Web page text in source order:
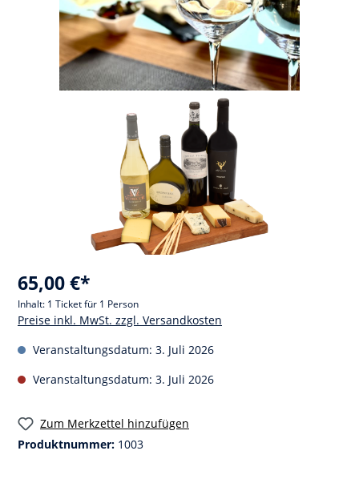
65,00 €*
Inhalt: 1 Ticket für 1 Person
Preise inkl. MwSt. zzgl. Versandkosten
Veranstaltungsdatum: 3. Juli 2026
Veranstaltungsdatum: 3. Juli 2026
Zum Merkzettel hinzufügen
Produktnummer: 1003